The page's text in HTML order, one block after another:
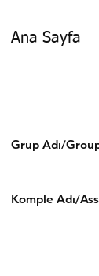
Ana Sayfa
Grup Adı/
Komple Adı/